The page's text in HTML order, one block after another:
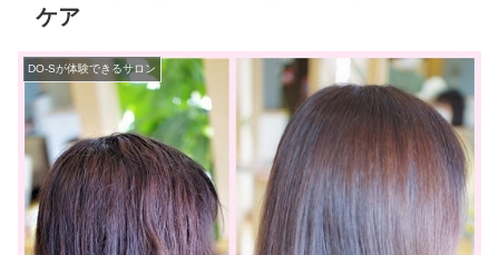
ケア
DO-Sが体験できるサロン